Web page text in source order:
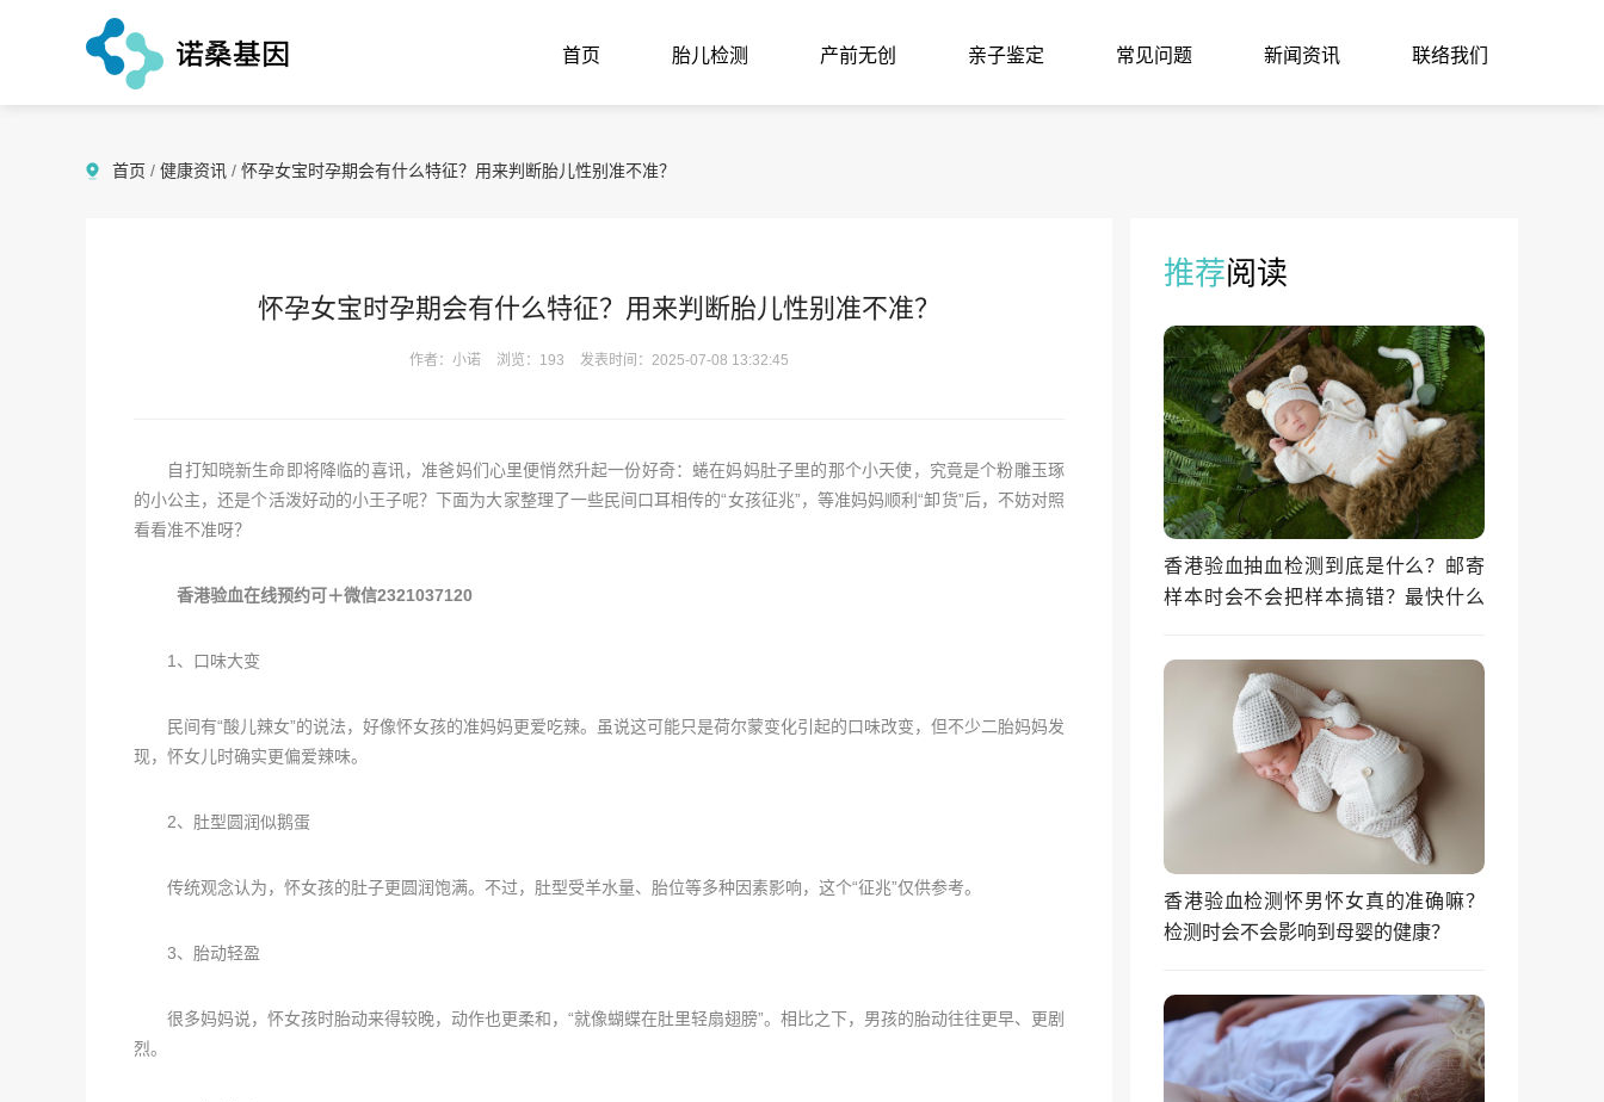
首页 胎儿检测 产前无创 亲子鉴定 常见问题 新闻资讯 联络我们
首页 / 健康资讯 / 怀孕女宝时孕期会有什么特征？用来判断胎儿性别准不准？
怀孕女宝时孕期会有什么特征？用来判断胎儿性别准不准？
作者：小诺 浏览：193 发表时间：2025-07-08 13:32:45
自打知晓新生命即将降临的喜讯，准爸妈们心里便悄然升起一份好奇：蜷在妈妈肚子里的那个小天使，究竟是个粉雕玉琢
的小公主，还是个活泼好动的小王子呢？下面为大家整理了一些民间口耳相传的“女孩征兆”，等准妈妈顺利“卸货”后，不妨对照
看看准不准呀？
香港验血在线预约可＋微信2321037120
1、口味大变
民间有“酸儿辣女”的说法，好像怀女孩的准妈妈更爱吃辣。虽说这可能只是荷尔蒙变化引起的口味改变，但不少二胎妈妈发
现，怀女儿时确实更偏爱辣味。
2、肚型圆润似鹅蛋
传统观念认为，怀女孩的肚子更圆润饱满。不过，肚型受羊水量、胎位等多种因素影响，这个“征兆”仅供参考。
3、胎动轻盈
很多妈妈说，怀女孩时胎动来得较晚，动作也更柔和，“就像蝴蝶在肚里轻扇翅膀”。相比之下，男孩的胎动往往更早、更剧
烈。
推荐阅读
香港验血抽血检测到底是什么？邮寄
样本时会不会把样本搞错？最快什么
香港验血检测怀男怀女真的准确嘛？
检测时会不会影响到母婴的健康？